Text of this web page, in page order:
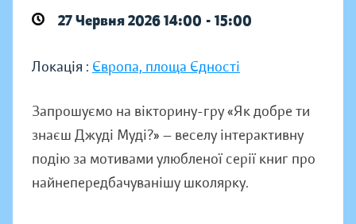
27 Червня 2026 14:00 - 15:00
Локація : Європа, площа Єдності
Запрошуємо на вікторину-гру «Як добре ти
знаєш Джуді Муді?» — веселу інтерактивну
подію за мотивами улюбленої серії книг про
найнепередбачуванішу школярку.